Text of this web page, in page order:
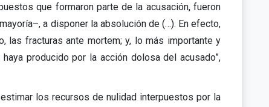
que formaron parte de la acusación, fueron
a disponer la absolución de (…). En efecto,
las fracturas ante mortem; y, lo más importante y
producido por la acción dolosa del acusado”,
los recursos de nulidad interpuestos por la